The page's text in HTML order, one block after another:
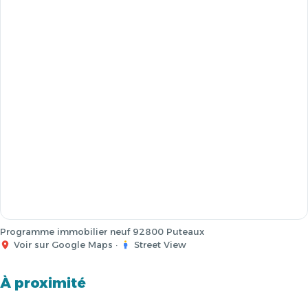
Programme immobilier neuf 92800 Puteaux
Voir sur Google Maps · Street View
À proximité